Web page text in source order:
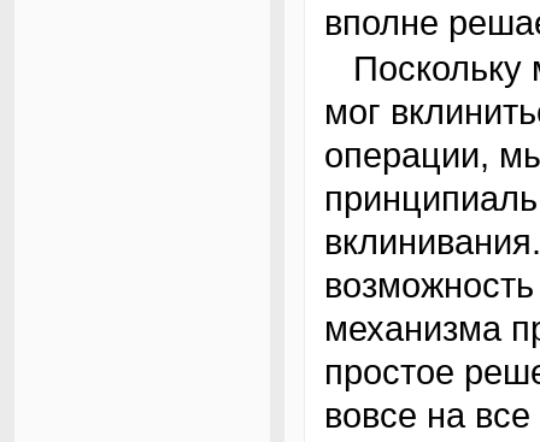
вполне
Поскольку мы не хотим, чтобы другой процесс
мог
операции,
механизма
простое
вовсе на